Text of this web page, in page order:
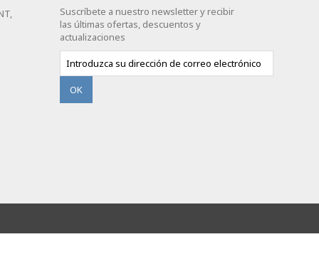
Suscríbete a nuestro newsletter y recibir
las últimas ofertas, descuentos y
actualizaciones
OK